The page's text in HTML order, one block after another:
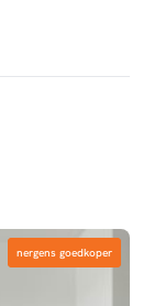
nergens goedkoper
nergens goedkoper